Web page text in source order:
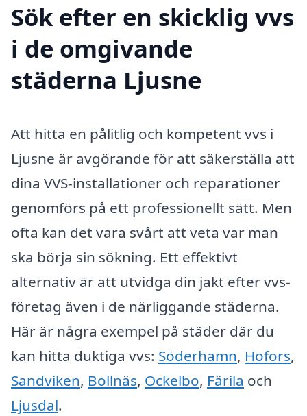
Sök efter en skicklig vvs
i de omgivande
städerna Ljusne
Att hitta en pålitlig och kompetent vvs i
Ljusne är avgörande för att säkerställa att
dina VVS-installationer och reparationer
genomförs på ett professionellt sätt. Men
ofta kan det vara svårt att veta var man
ska börja sin sökning. Ett effektivt
alternativ är att utvidga din jakt efter vvs-
företag även i de närliggande städerna.
Här är några exempel på städer där du
kan hitta duktiga vvs: Söderhamn, Hofors,
Sandviken, Bollnäs, Ockelbo, Färila och
Ljusdal.